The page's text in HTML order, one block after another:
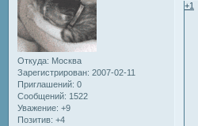
Откуда: Москва
Зарегистрирован: 2007-02-11
Приглашений: 0
Сообщений: 1522
Уважение: +9
Позитив: +4
+1